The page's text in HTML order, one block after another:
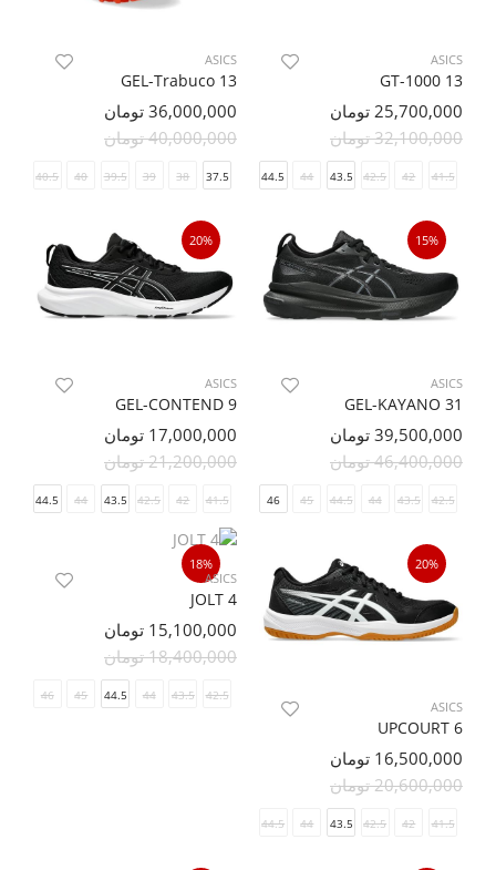
ASICS
GT-1000 13
25,700,000 تومان
32,100,000 تومان
41.5
42
42.5
43.5
44
44.5
46
46.5
ASICS
GEL-Trabuco 13
36,000,000 تومان
40,000,000 تومان
37.5
38
39
39.5
40
40.5
15%
ASICS
GEL-KAYANO 31
39,500,000 تومان
46,400,000 تومان
42.5
43.5
44
44.5
45
46
46.5
47
48
20%
ASICS
GEL-CONTEND 9
17,000,000 تومان
21,200,000 تومان
41.5
42
42.5
43.5
44
44.5
20%
ASICS
UPCOURT 6
16,500,000 تومان
20,600,000 تومان
41.5
42
42.5
43.5
44
44.5
18%
ASICS
JOLT 4
15,100,000 تومان
18,400,000 تومان
42.5
43.5
44
44.5
45
46